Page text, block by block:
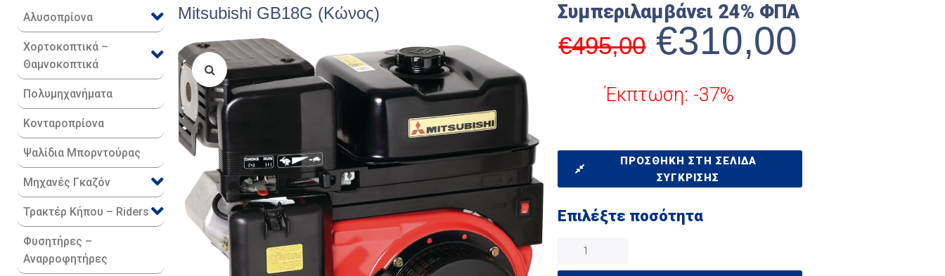
Αλυσοπρίονα
Χορτοκοπτικά –
Θαμνοκοπτικά
Πολυμηχανήματα
Κονταροπρίονα
Ψαλίδια Μπορντούρας
Μηχανές Γκαζόν
Τρακτέρ Κήπου – Riders
Φυσητήρες –
Αναρροφητήρες
Mitsubishi GB18G (Κώνος) Συμπεριλαμβάνει 24% ΦΠΑ
€495,00 €310,00
Έκπτωση: -37%
ΠΡΟΣΘΉΚΗ ΣΤΗ ΣΕΛΊΔΑ
ΣΎΓΚΡΙΣΗΣ
Επιλέξτε ποσότητα